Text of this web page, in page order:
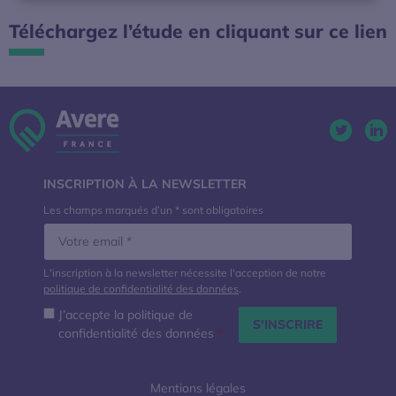
Téléchargez l’étude en cliquant sur ce lien
Mentions légales
INSCRIPTION À LA NEWSLETTER
Les champs marqués d’un * sont obligatoires
L'inscription à la newsletter nécessite l'acception de notre
politique de confidentialité des données
J’accepte la politique de
confidentialité des données *